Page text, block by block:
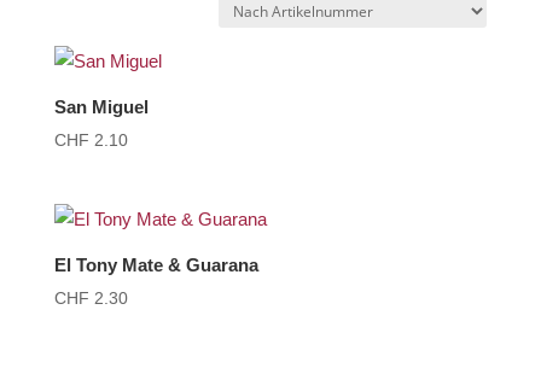
San Miguel
CHF 2.10
El Tony Mate & Guarana
CHF 2.30